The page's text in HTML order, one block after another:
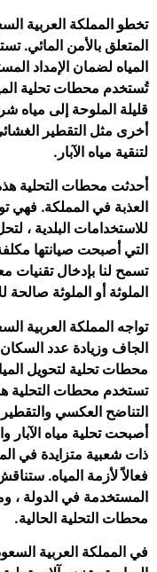
تخطو المملكة العربية
المتعلق بالأمن المائي.
المياه لضمان الإمداد
تُستخدم محطات تحلية
قليلة الملوحة إلى مياه
أخرى مثل التقطير
لتنقية مياه الآبار.
أحدثت محطات التحلية
العذبة في المملكة. فهي
للاستخدامات البلدية ،
التي أصبحت صيانتها
تسمح لنا بإدخال تقنيات
الملوثة أو الملوثة
تواجه المملكة العربية
الجاف وزيادة عدد
محطات تحلية لتحويل
تستخدم محطات التحلية
التناضح العكسي
أصبحت تحلية مياه الآبار
ذات شعبية متزايدة في
فعالاً لأزمة المياه.
المستخدمة في الدولة ،
محطات التحلية الحالية.
في المملكة العربية